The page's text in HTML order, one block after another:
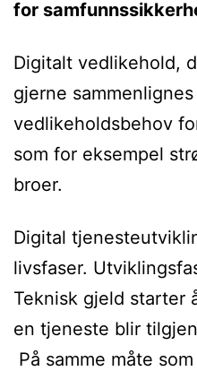
for
Digitalt vedlikehold,
gjerne
vedlikeholdsbehov
som for eksempel
broer.
Digital
livsfaser.
Teknisk gjeld starter
en tjeneste blir
På samme måte